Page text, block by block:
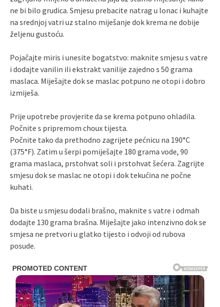
ne bi bilo grudica. Smjesu prebacite natrag u lonac i kuhajte
na srednjoj vatri uz stalno miješanje dok krema ne dobije
željenu gustoću.
Pojačajte miris i unesite bogatstvo: maknite smjesu s vatre
i dodajte vanilin ili ekstrakt vanilije zajedno s 50 grama
maslaca. Miješajte dok se maslac potpuno ne otopi i dobro
izmiješa.
Prije upotrebe provjerite da se krema potpuno ohladila.
Počnite s pripremom choux tijesta.
Počnite tako da prethodno zagrijete pećnicu na 190°C
(375°F). Zatim u šerpi pomiješajte 180 grama vode, 90
grama maslaca, prstohvat soli i prstohvat šećera. Zagrijte
smjesu dok se maslac ne otopi i dok tekućina ne počne
kuhati.
Da biste u smjesu dodali brašno, maknite s vatre i odmah
dodajte 130 grama brašna. Miješajte jako intenzivno dok se
smjesa ne pretvori u glatko tijesto i odvoji od rubova
posude.